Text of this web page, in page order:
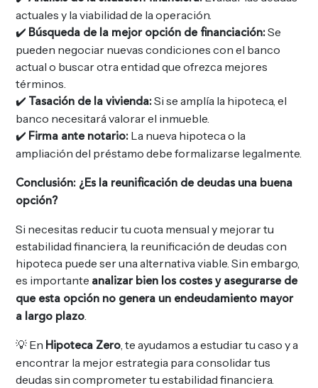
actuales y la viabilidad de la operación.
✔️ Búsqueda de la mejor opción de financiación:Se
pueden negociar nuevas condiciones con el banco
actual o buscar otra entidad que ofrezca mejores
términos.
✔️ Tasación de la vivienda:Si se amplía la hipoteca, el
banco necesitará valorar el inmueble.
✔️ Firma ante notario: La nueva hipoteca o la
ampliación del préstamo debe formalizarse legalmente.
Conclusión: ¿Es la reunificación de deudas una buena
opción?
Si necesitas reducir tu cuota mensual y mejorar tu
estabilidad financiera, la reunificación de deudas con
hipoteca puede ser una alternativa viable. Sin embargo,
es importante analizar bien los costes y asegurarse de
que esta opción no genera un endeudamiento mayor
a largo plazo.
💡 En Hipoteca Zero, te ayudamos a estudiar tu caso y a
encontrar la mejor estrategia para consolidar tus
deudas sin comprometer tu estabilidad financiera.